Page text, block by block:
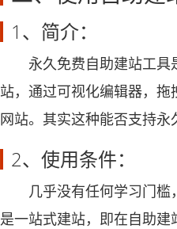
1、简介：
永久免费自助建站工具
站，通过可视化编辑器，
网站。其实这种能否支持永
2、使用条件：
几乎没有任何学习门槛
是一站式建站，即在自助建